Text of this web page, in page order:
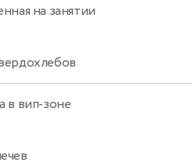
на занятии
в вип-зоне